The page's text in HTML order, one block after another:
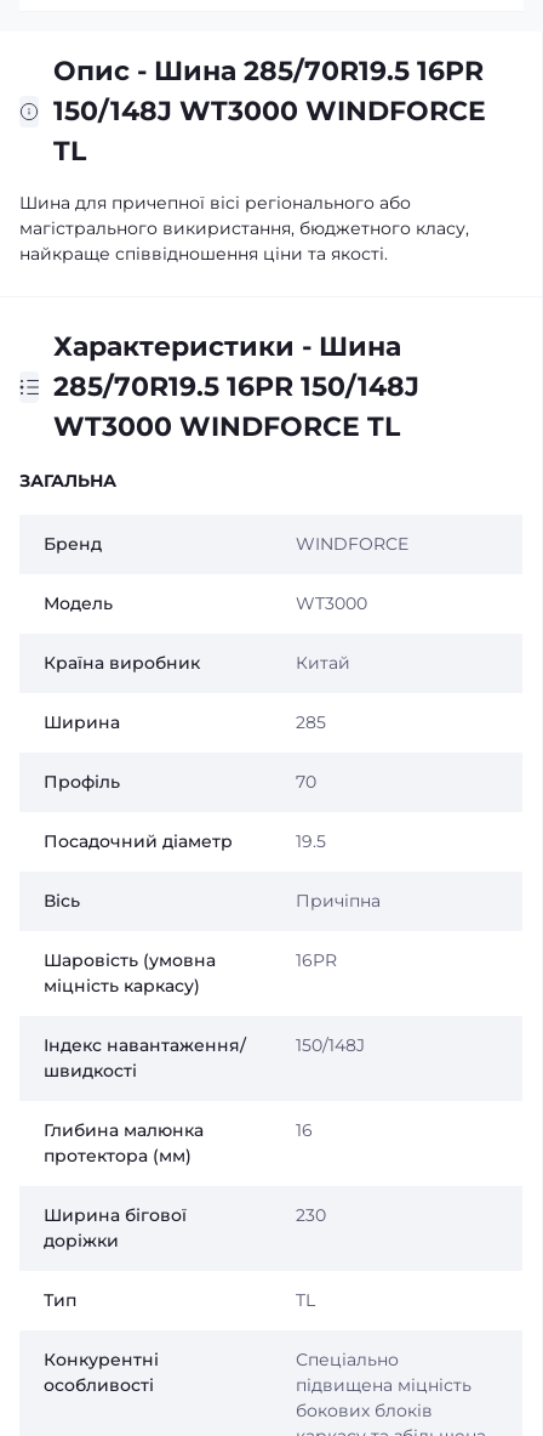
Опис - Шина 285/70R19.5 16PR
150/148J WT3000 WINDFORCE
TL
Шина для причепної вісі регіонального або
магістрального викиристання, бюджетного класу,
найкраще співвідношення ціни та якості.
Характеристики - Шина
285/70R19.5 16PR 150/148J
WT3000 WINDFORCE TL
ЗАГАЛЬНА
Бренд WINDFORCE
Модель WT3000
Країна виробник Китай
Ширина 285
Профіль 70
Посадочний діаметр 19.5
Вісь Причіпна
Шаровість (умовна
міцність каркасу)
16PR
Індекс навантаження/
швидкості
150/148J
Глибина малюнка
протектора (мм)
16
Ширина бігової
доріжки
230
Тип TL
Конкурентні
особливості
Спеціально
підвищена міцність
бокових блоків